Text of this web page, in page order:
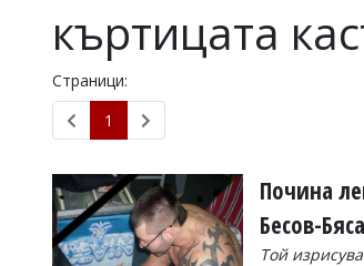
ЗДРАВЕ
ПОЛИТИКА
ОБЩИНИ
ОБЩЕСТВО
ЛАЙФСТАЙЛ
ВОЙНАТА
къртицата
Страници:
1
Почина
Бесов-Бяса
Той